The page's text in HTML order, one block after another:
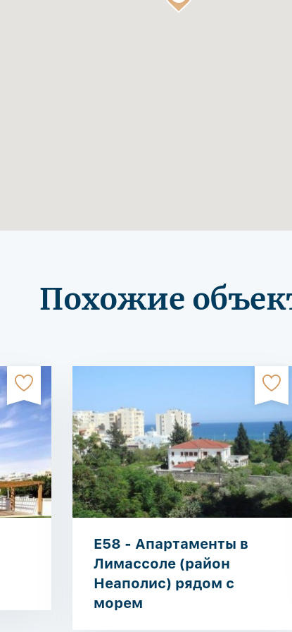
Похожие
E58 - Апартаменты в
Лимассоле (район
Неаполис) рядом с
морем